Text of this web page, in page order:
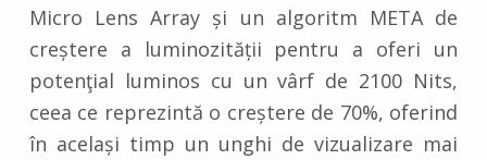
Micro Lens Array și un algoritm META de
creștere a luminozității pentru a oferi un
potenţial luminos cu un vârf de 2100 Nits,
ceea ce reprezintă o creștere de 70%, oferind
în același timp un unghi de vizualizare mai